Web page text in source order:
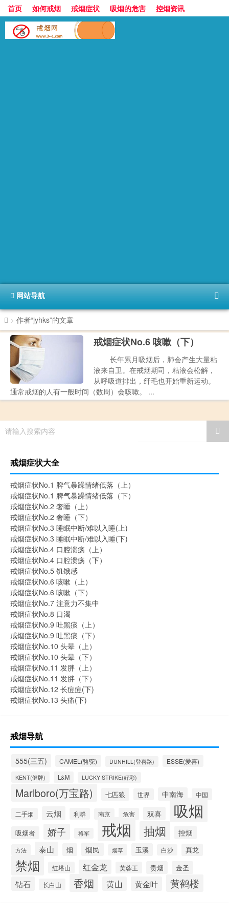
首页 如何戒烟 戒烟症状 吸烟的危害
控烟资讯
香烟的世界
香烟价格表
网站导航
> 作者“jyhks”的文章
戒烟症状No.6 咳嗽（下）
长年累月吸烟后，肺会产生大量粘
液来自卫。在戒烟期司，粘液会松解，
从呼吸道排出，纤毛也开始重新运动。
通常戒烟的人有一般时间（数周）会咳嗽。 ...
请输入搜索内容
戒烟症状大全
戒烟症状No.1 脾气暴躁情绪低落（上）
戒烟症状No.1 脾气暴躁情绪低落（下）
戒烟症状No.2 奢睡（上）
戒烟症状No.2 奢睡（下）
戒烟症状No.3 睡眠中断/难以入睡(上)
戒烟症状No.3 睡眠中断/难以入睡(下)
戒烟症状No.4 口腔溃疡（上）
戒烟症状No.4 口腔溃疡（下）
戒烟症状No.5 饥饿感
戒烟症状No.6 咳嗽（上）
戒烟症状No.6 咳嗽（下）
戒烟症状No.7 注意力不集中
戒烟症状No.8 口渴
戒烟症状No.9 吐黑痰（上）
戒烟症状No.9 吐黑痰（下）
戒烟症状No.10 头晕（上）
戒烟症状No.10 头晕（下）
戒烟症状No.11 发胖（上）
戒烟症状No.11 发胖（下）
戒烟症状No.12 长痘痘(下)
戒烟症状No.13 头痛(下)
戒烟导航
555(三五) CAMEL(骆驼) DUNHILL(登喜路) ESSE(爱喜)
KENT(健牌) L&M LUCKY STRIKE(好彩)
Marlboro(万宝路) 七匹狼 世界 中南海 中国
二手烟 云烟 利群 南京 危害 双喜 吸烟
吸烟者 娇子 将军 戒烟 抽烟 控烟
方法 泰山 烟 烟民 烟草 玉溪 白沙 真龙
禁烟 红塔山 红金龙 芙蓉王 贵烟 金圣
钻石 长白山 香烟 黄山 黄金叶 黄鹤楼